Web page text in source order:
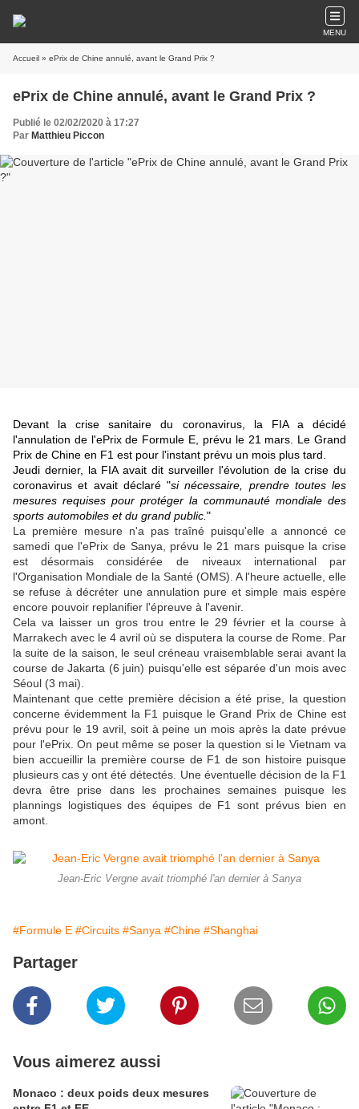
MENU
Accueil » ePrix de Chine annulé, avant le Grand Prix ?
ePrix de Chine annulé, avant le Grand Prix ?
Publié le 02/02/2020 à 17:27
Par Matthieu Piccon
Devant la crise sanitaire du coronavirus, la FIA a décidé
l'annulation de l'ePrix de Formule E, prévu le 21 mars. Le Grand
Prix de Chine en F1 est pour l'instant prévu un mois plus tard.
Jeudi dernier, la FIA avait dit surveiller l'évolution de la crise du
coronavirus et avait déclaré "si nécessaire, prendre toutes les
mesures requises pour protéger la communauté mondiale des
sports automobiles et du grand public. "
La première mesure n'a pas traîné puisqu'elle a annoncé ce
samedi que l'ePrix de Sanya, prévu le 21 mars puisque la crise
est désormais considérée de niveaux international par
l'Organisation Mondiale de la Santé (OMS). A l'heure actuelle, elle
se refuse à décréter une annulation pure et simple mais espère
encore pouvoir replanifier l'épreuve à l'avenir.
Cela va laisser un gros trou entre le 29 février et la course à
Marrakech avec le 4 avril où se disputera la course de Rome. Par
la suite de la saison, le seul créneau vraisemblable serai avant la
course de Jakarta (6 juin) puisqu'elle est séparée d'un mois avec
Séoul (3 mai).
Maintenant que cette première décision a été prise, la question
concerne évidemment la F1 puisque le Grand Prix de Chine est
prévu pour le 19 avril, soit à peine un mois après la date prévue
pour l'ePrix. On peut même se poser la question si le Vietnam va
bien accueillir la première course de F1 de son histoire puisque
plusieurs cas y ont été détectés. Une éventuelle décision de la F1
devra être prise dans les prochaines semaines puisque les
plannings logistiques des équipes de F1 sont prévus bien en
amont.
Jean-Eric Vergne avait triomphé l'an dernier à Sanya
#Formule E #Circuits #Sanya #Chine #Shanghai
Partager
Vous aimerez aussi
Monaco : deux poids deux mesures